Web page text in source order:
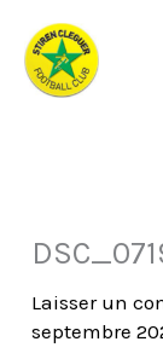
contenu
Laisser un
septembre